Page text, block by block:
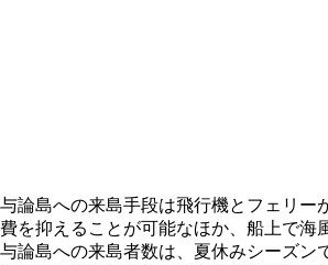
与論島への来島手段は飛行機とフェリー
費を抑えることが可能なほか、船上で海
与論島への来島者数は、夏休みシーズン